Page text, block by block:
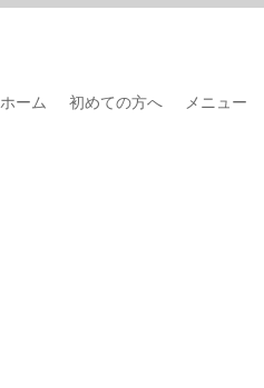
ホーム 初めての方へ メニュー